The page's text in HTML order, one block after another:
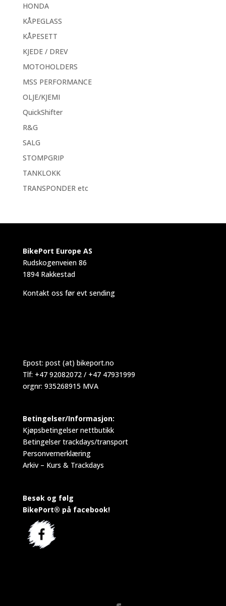
HONDA
KÅPEGLASS
KÅPESETT
KJEDE / DREV
MOTOHOLDERS
MSS PERFORMANCE
OLJE/KJEMI
QuickShifter
R&G
SALG
STOMPGRIP
TANKLOKK
TRANSPONDER etc
BikePort Europe AS
Rudskogenveien 86
1894 Rakkestad
Kontakt oss før evt sending
Epost: post (at) bikeport.no
Tlf: +47 92082072 / +47 47931999
orgnr: 935268915 MVA
Betingelser/Informasjon:
Kjøpsbetingelser nettbutikk
Betingelser trackdays/transport
Personvernerklæring
Arkiv – Kurs & Trackdays
Besøk og følg
BikePort® på facebook!